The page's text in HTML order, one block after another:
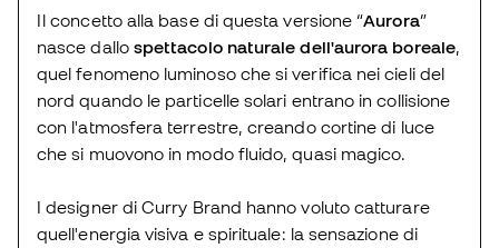
Il concetto alla base di questa versione “Aurora”
nasce dallo spettacolo naturale dell'aurora boreale,
quel fenomeno luminoso che si verifica nei cieli del
nord quando le particelle solari entrano in collisione
con l'atmosfera terrestre, creando cortine di luce
che si muovono in modo fluido, quasi magico.
I designer di Curry Brand hanno voluto catturare
quell'energia visiva e spirituale: la sensazione di